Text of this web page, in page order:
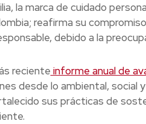
la marca de cuidado
reafirma su
debido a la
reciente informe anual de
desde lo ambiental,
sus prácticas de